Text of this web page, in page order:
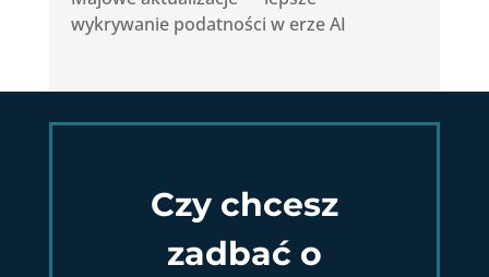
wykrywanie podatności w erze AI
Czy chcesz
zadbać o